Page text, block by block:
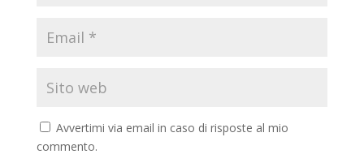
Avvertimi via email in caso di risposte al mio
commento.